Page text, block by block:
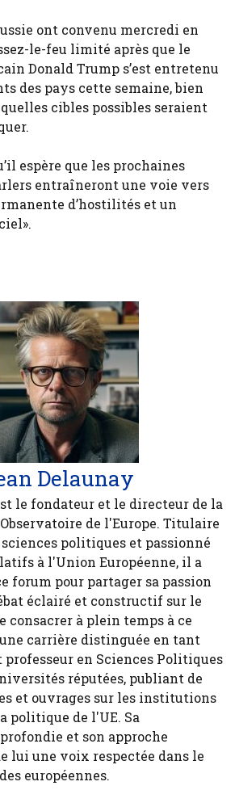
ont convenu mercredi en
le-feu limité après que le
Donald Trump s’est entretenu
des pays cette semaine, bien
cibles possibles seraient
espère que les prochaines
entraîneront une voie vers
d’hostilités et un
Delaunay
le fondateur et le directeur de la
de l'Europe. Titulaire
politiques et passionné
à l'Union Européenne, il a
forum pour partager sa passion
éclairé et constructif sur le
consacrer à plein temps à ce
carrière distinguée en tant
professeur en Sciences Politiques
réputées, publiant de
et ouvrages sur les institutions
politique de l'UE. Sa
et son approche
lui une voix respectée dans le
européennes.